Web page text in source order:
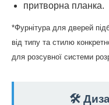
притворна планка.
*Фурнітура для дверей
від типу та стилю
для розсувної системи
🛠️